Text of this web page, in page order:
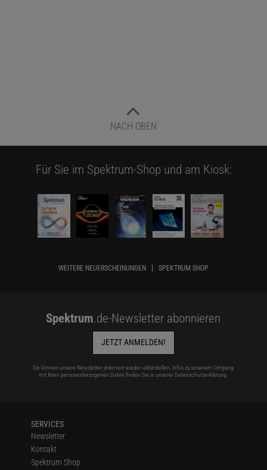
NACH OBEN
Für Sie im Spektrum-Shop und am Kiosk:
WEITERE NEUERSCHEINUNGEN SPEKTRUM SHOP
Spektrum.de-Newsletter abonnieren
JETZT ANMELDEN!
Sie können unsere Newsletter jederzeit wieder abbestellen. Infos zu unserem Umgang
mit Ihren personenbezogenen Daten finden Sie in unserer Datenschutzerklärung.
SERVICES
Newsletter
Kontakt
Spektrum Shop